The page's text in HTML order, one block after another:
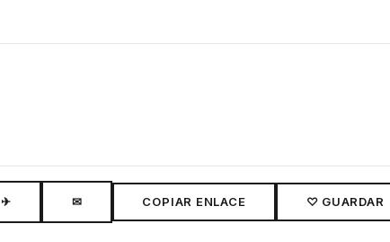
✈ ✉ COPIAR ENLACE ♡ GUARDAR